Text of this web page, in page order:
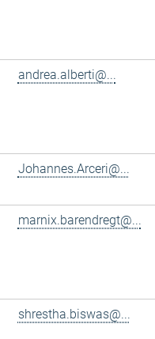
andrea.alberti@...
Johannes.Arceri@...
marnix.barendregt@...
shrestha.biswas@...